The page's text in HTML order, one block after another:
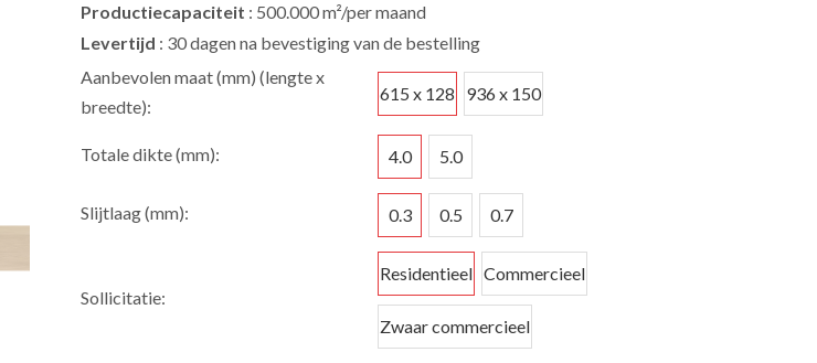
Productiecapaciteit : 500.000 m²/per maand
Levertijd : 30 dagen na bevestiging van de bestelling
Aanbevolen maat (mm) (lengte x
breedte):
615 x 128 936 x 150
Totale dikte (mm): 4.0 5.0
Slijtlaag (mm): 0.3 0.5 0.7
Sollicitatie:
Residentieel Commercieel
Zwaar commercieel